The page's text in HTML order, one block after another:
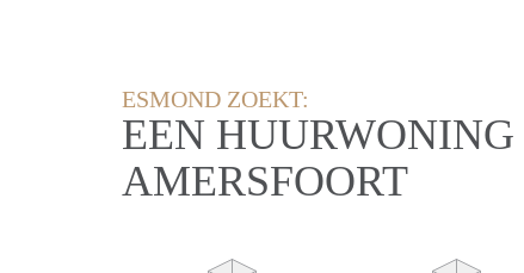
ESMOND ZOEKT:
EEN
AMERSFOORT